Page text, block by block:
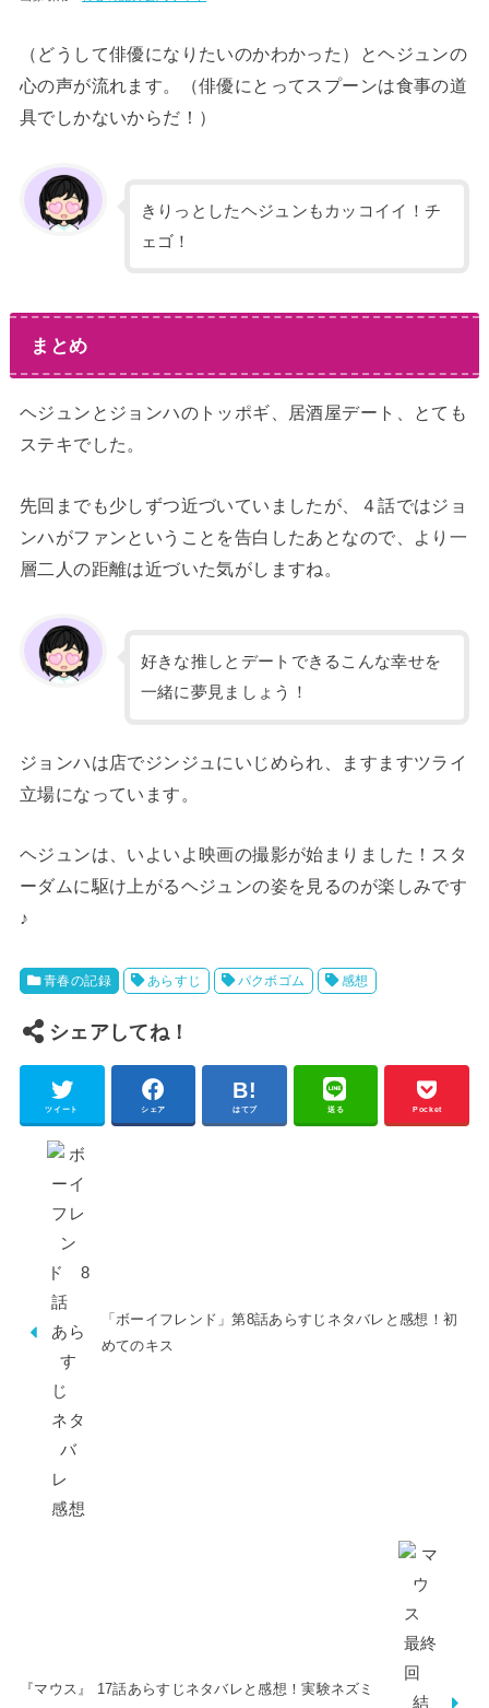
（どうして俳優になりたいのかわかった）とヘジュンの
心の声が流れます。（俳優にとってスプーンは食事の道
具でしかないからだ！）
きりっとしたヘジュンもカッコイイ！チ
ェゴ！
まとめ
ヘジュンとジョンハのトッポギ、居酒屋デート、とても
ステキでした。
先回までも少しずつ近づいていましたが、４話ではジョ
ンハがファンということを告白したあとなので、より一
層二人の距離は近づいた気がしますね。
好きな推しとデートできるこんな幸せを
一緒に夢見ましょう！
ジョンハは店でジンジュにいじめられ、ますますツライ
立場になっています。
ヘジュンは、いよいよ映画の撮影が始まりました！スタ
ーダムに駆け上がるヘジュンの姿を見るのが楽しみです
♪
青春の記録 あらすじ パクボゴム 感想
シェアしてね！
ツイート シェア はてブ 送る Pocket
「ボーイフレンド」第8話あらすじネタバレと感想！初
めてのキス
『マウス』 17話あらすじネタバレと感想！実験ネズミ